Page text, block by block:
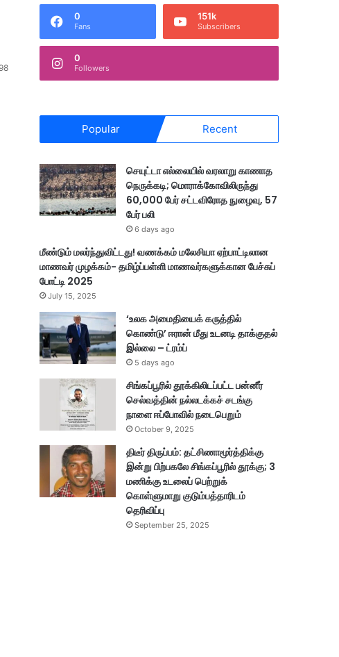
0
Fans
151k
Subscribers
0
Followers
Popular Recent
செயுட்டா எல்லையில் வரலாறு காணாத
நெருக்கடி; மொராக்கோவிலிருந்து
60,000 பேர் சட்டவிரோத நுழைவு, 57
பேர் பலி
6 days ago
மீண்டும் மலர்ந்துவிட்டது! வணக்கம் மலேசியா ஏற்பாட்டிலான
மாணவர் முழக்கம்- தமிழ்ப்பள்ளி மாணவர்களுக்கான பேச்சுப்
போட்டி 2025
July 15, 2025
‘உலக அமைதியைக் கருத்தில்
கொண்டு’ ஈரான் மீது உடனடி தாக்குதல்
இல்லை – ட்ரம்ப்
5 days ago
சிங்கப்பூரில் தூக்கிலிடப்பட்ட பன்னீர்
செல்வத்தின் நல்லடக்கச் சடங்கு
நாளை ஈப்போவில் நடைபெறும்
October 9, 2025
திடீர் திருப்பம்: தட்சிணாமூர்த்திக்கு
இன்று பிற்பகலே சிங்கப்பூரில் தூக்கு; 3
மணிக்கு உடலைப் பெற்றுக்
கொள்ளுமாறு குடும்பத்தாரிடம்
தெரிவிப்பு
September 25, 2025